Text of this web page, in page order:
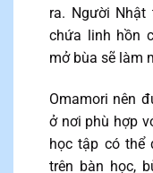
ra. Người
chứa linh hồn
mở bùa sẽ làm
Omamori nên
ở nơi phù hợp
học tập có thể
trên bàn học,